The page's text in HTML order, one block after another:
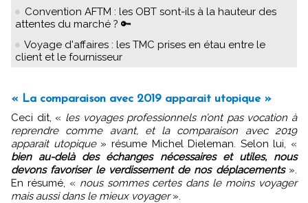
Convention AFTM : les OBT sont-ils à la hauteur des
attentes du marché ? 🔑
Voyage d'affaires : les TMC prises en étau entre le
client et le fournisseur
« La comparaison avec 2019 apparait utopique »
Ceci dit, « les voyages professionnels n’ont pas vocation à
reprendre comme avant, et la comparaison avec 2019
apparait utopique» résume Michel Dieleman. Selon lui, «
bien au-delà des échanges nécessaires et utiles, nous
devons favoriser le verdissement de nos déplacements».
En résumé, « nous sommes certes dans le moins voyager
mais aussi dans le mieux voyager».